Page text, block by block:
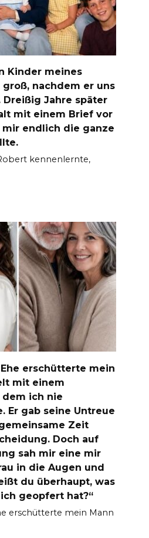
Kinder meines
nachdem er uns
Dreißig Jahre später
mit einem Brief vor
endlich die ganze
kennenlernte,
erschütterte mein
mit einem
dem ich nie
Er gab seine Untreue
Zeit
Doch auf
sah mir eine mir
in die Augen und
du überhaupt, was
geopfert hat?“
erschütterte mein Mann